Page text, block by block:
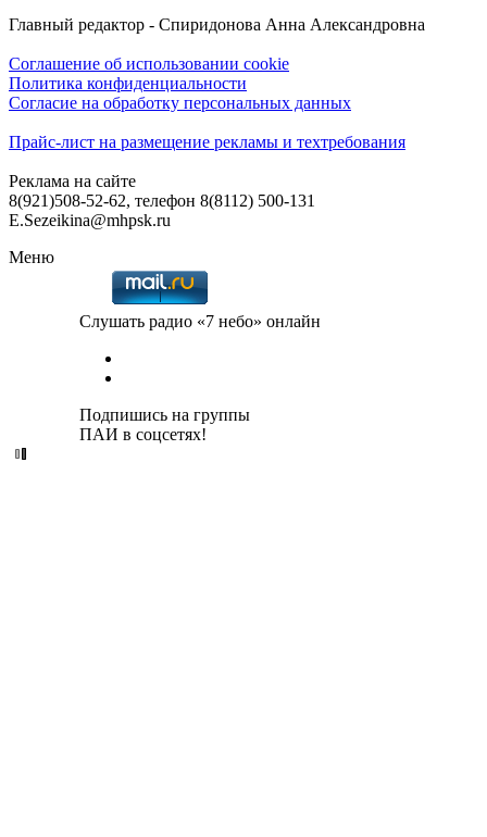
Главный редактор - Спиридонова Анна Александровна
Соглашение об использовании cookie
Политика конфиденциальности
Согласие на обработку персональных данных
Прайс-лист на размещение рекламы и техтребования
Реклама на сайте
8(921)508-52-62, телефон 8(8112) 500-131
E.Sezeikina@mhpsk.ru
Меню
Слушать радио «7 небо» онлайн
Подпишись на группы
ПАИ в соцсетях!